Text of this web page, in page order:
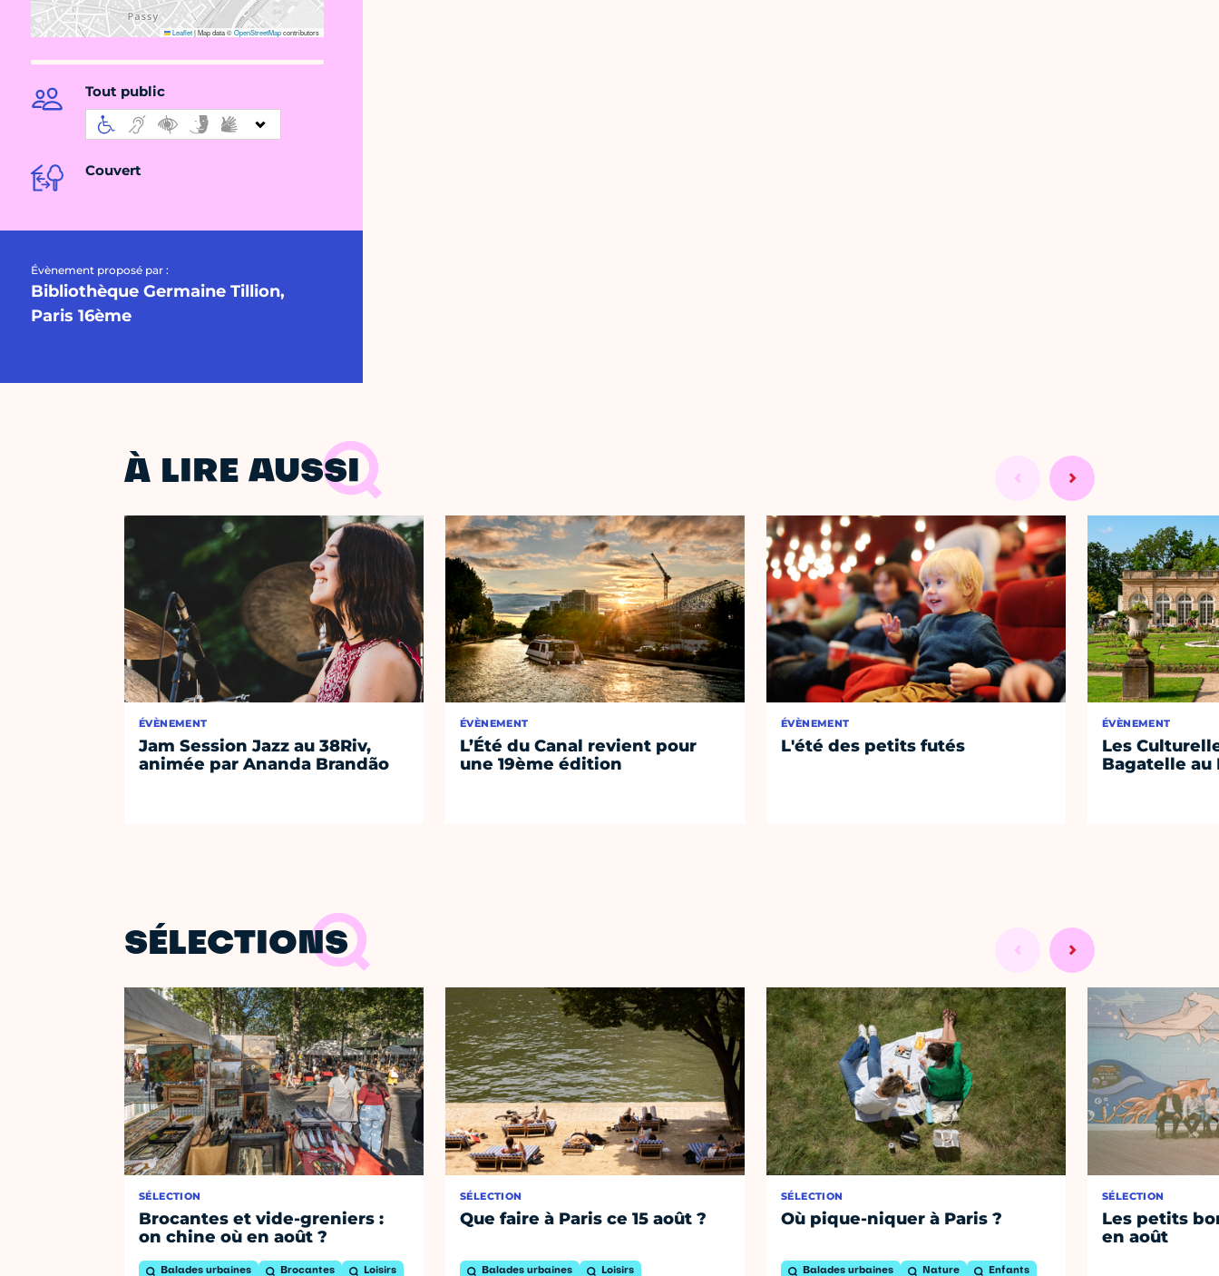
Leaflet|Map data ©OpenStreetMapcontributors
Tout public
Couvert
Évènement proposé par :
Bibliothèque Germaine Tillion,
Paris 16ème
À LIRE AUSSI
ÉVÈNEMENT
Jam Session Jazz au 38Riv,
animée par Ananda Brandão
ÉVÈNEMENT
L’Été du Canal revient pour
une 19ème édition
ÉVÈNEMENT
L'été des petits futés
ÉVÈNEMENT
Les
Bagatelle au
SÉLECTIONS
SÉLECTION
Brocantes et vide-greniers :
on chine où en août ?
Balades urbaines Brocantes Loisirs
SÉLECTION
Que faire à Paris ce 15 août ?
Balades urbaines Loisirs
SÉLECTION
Où pique-niquer à Paris ?
Balades urbaines Nature Enfants
SÉLECTION
Les petits
en août